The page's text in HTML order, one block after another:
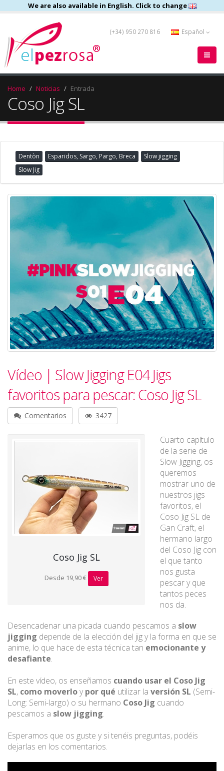
We are also available in English. Click to change
(+34) 950 270 816 Español
Home Noticias Entrada
Coso Jig SL
Dentòn Esparidos, Sargo, Pargo, Breca
Slow jigging
Slow Jig
Vídeo | Slow Jigging E04 Jigs
favoritos para pescar: Coso Jig SL
Comentarios 3427
Coso Jig SL
Desde 19,90 € Ver
Cuarto capítulo
de la serie de
Slow Jigging, os
queremos
mostrar uno de
nuestros jigs
favoritos, el
Coso Jig SL de
Gan Craft, el
hermano largo
del Coso Jig con
el que tanto
nos gusta
pescar y que
tantos peces
nos da.
Desencadenar una picada cuando pescamos a slow
jigging depende de la elección del jig y la forma en que se
anime, lo que hace de esta técnica tan emocionante y
desafiante.
En este vídeo, os enseñamos cuando usar el Coso Jig
SL, como moverloypor qué utilizar la versión SL (Semi-
Long: Semi-largo) o su hermano Coso Jig cuando
pescamos a slow jigging.
Esperamos que os guste y si tenéis preguntas, podéis
dejarlas en los comentarios.